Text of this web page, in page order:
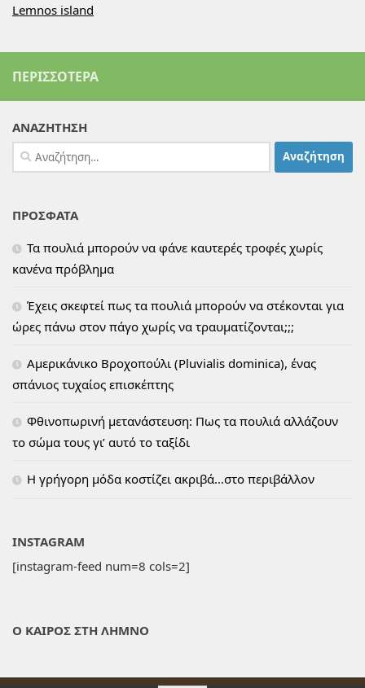
Lemnos island
ΠΕΡΙΣΣΌΤΕΡΑ
ΑΝΑΖΗΤΗΣΗ
Αναζήτηση
για:
ΠΡΟΣΦΑΤΑ
Τα πουλιά μπορούν να φάνε καυτερές τροφές χωρίς
κανένα πρόβλημα
Έχεις σκεφτεί πως τα πουλιά μπορούν να στέκονται για
ώρες πάνω στον πάγο χωρίς να τραυματίζονται;;;
Αμερικάνικο Βροχοπούλι (Pluvialis dominica), ένας
σπάνιος τυχαίος επισκέπτης
Φθινοπωρινή μετανάστευση: Πως τα πουλιά αλλάζουν
το σώμα τους γι’ αυτό το ταξίδι
H γρήγορη μόδα κοστίζει ακριβά…στο περιβάλλον
INSTAGRAM
[instagram-feed num=8 cols=2]
Ο ΚΑΙΡΟΣ ΣΤΗ ΛΗΜΝΟ